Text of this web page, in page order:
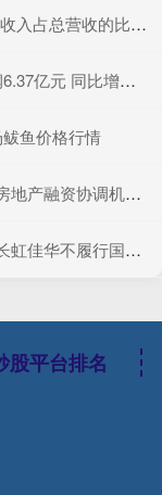
总营收的比例较低
同比增长4.75%
鱼价格行情
近2000万套住房建设交付
家规定的三包义务问题
股平台排名